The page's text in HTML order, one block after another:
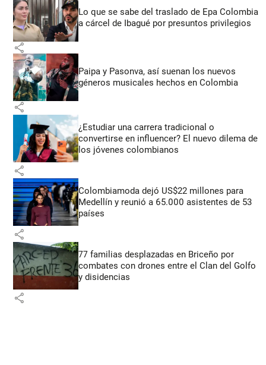
Lo que se sabe del traslado de Epa Colombia
a cárcel de Ibagué por presuntos privilegios
share
Paipa y Pasonva, así suenan los nuevos
géneros musicales hechos en Colombia
share
¿Estudiar una carrera tradicional o
convertirse en influencer? El nuevo dilema de
los jóvenes colombianos
share
Colombiamoda dejó US$22 millones para
Medellín y reunió a 65.000 asistentes de 53
países
share
77 familias desplazadas en Briceño por
combates con drones entre el Clan del Golfo
y disidencias
share